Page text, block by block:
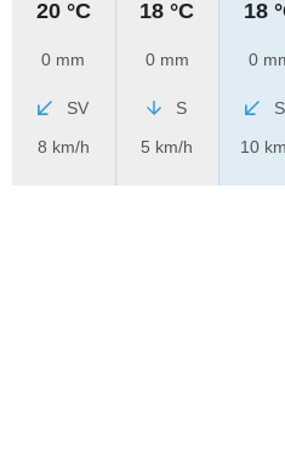
20 °C
0 mm
SV
8 km/h
18 °C
0 mm
S
5 km/h
18
0
10